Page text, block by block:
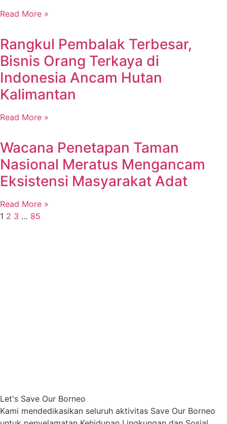
Read More »
Rangkul Pembalak Terbesar,
Bisnis Orang Terkaya di
Indonesia Ancam Hutan
Kalimantan
Read More »
Wacana Penetapan Taman
Nasional Meratus Mengancam
Eksistensi Masyarakat Adat
Read More »
1 2 3 … 85
Let's Save Our Borneo
Kami mendedikasikan seluruh aktivitas Save Our Borneo